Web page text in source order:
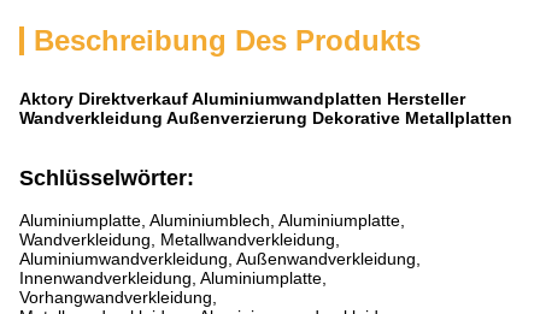
Beschreibung Des Produkts
Aktory Direktverkauf Aluminiumwandplatten Hersteller
Wandverkleidung Außenverzierung Dekorative Metallplatten
Schlüsselwörter:
Aluminiumplatte, Aluminiumblech, Aluminiumplatte,
Wandverkleidung, Metallwandverkleidung,
Aluminiumwandverkleidung, Außenwandverkleidung,
Innenwandverkleidung, Aluminiumplatte,
Vorhangwandverkleidung,